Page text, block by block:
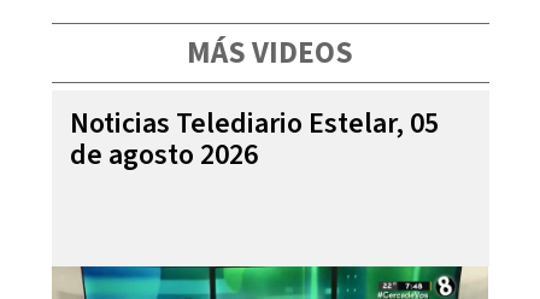
MÁS VIDEOS
Noticias Telediario Estelar, 05
de agosto 2026